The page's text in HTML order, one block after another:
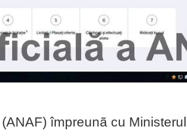
împreunã cu